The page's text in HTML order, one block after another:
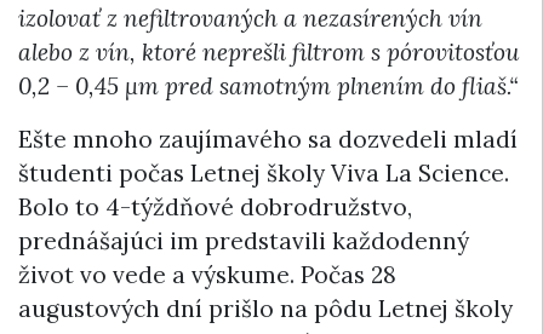
izolovať z nefiltrovaných a nezasírených vín
alebo z vín, ktoré neprešli filtrom s pórovitosťou
0,2 – 0,45 µm pred samotným plnením do fliaš.“
Ešte mnoho zaujímavého sa dozvedeli mladí
študenti počas Letnej školy Viva La Science.
Bolo to 4-týždňové dobrodružstvo,
prednášajúci im predstavili každodenný
život vo vede a výskume. Počas 28
augustových dní prišlo na pôdu Letnej školy